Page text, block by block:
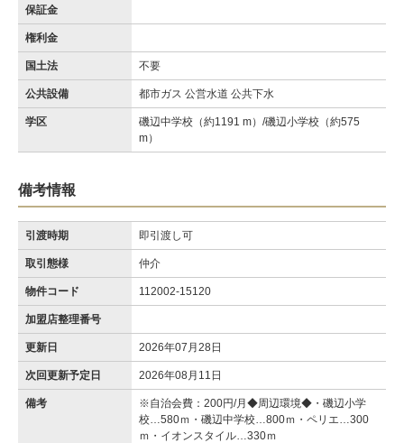
保証金
権利金
国土法 不要
公共設備 都市ガス 公営水道 公共下水
学区
磯辺中学校（約1191 m）/磯辺小学校（約575
m）
備考情報
引渡時期 即引渡し可
取引態様 仲介
物件コード 112002-15120
加盟店整理番号
更新日 2026年07月28日
次回更新予定日 2026年08月11日
備考
※自治会費：200円/月◆周辺環境◆・磯辺小学
校…580ｍ・磯辺中学校…800ｍ・ペリエ…300
ｍ・イオンスタイル…330ｍ